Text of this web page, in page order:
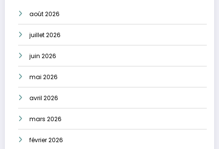
août 2026
juillet 2026
juin 2026
mai 2026
avril 2026
mars 2026
février 2026